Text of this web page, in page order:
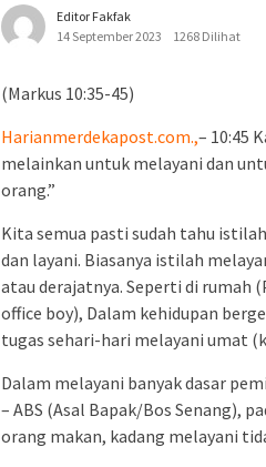
Editor Fakfak
14 September 2023
1268 Dilihat
(Markus 10:35-45)
Harianmerdekapost.com.,– 10:45
melainkan untuk melayani dan
orang.”
Kita semua pasti sudah tahu
dan layani. Biasanya istilah
atau derajatnya. Seperti di rumah
office boy), Dalam kehidupan
tugas sehari-hari melayani umat
Dalam melayani banyak dasar
– ABS (Asal Bapak/Bos Senang),
orang makan, kadang melayani